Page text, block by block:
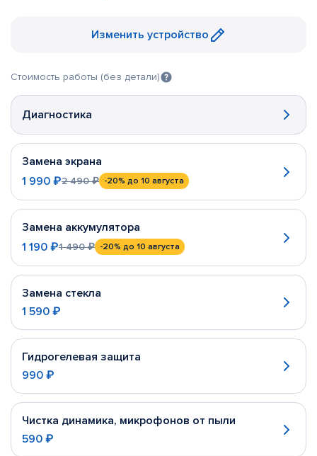
Изменить устройство
Стоимость работы (без детали)
Диагностика
Замена экрана
1 990 ₽2 490 ₽ -20% до 10 августа
Замена аккумулятора
1 190 ₽1 490 ₽ -20% до 10 августа
Замена стекла
1 590 ₽
Гидрогелевая защита
990 ₽
Чистка динамика, микрофонов от пыли
590 ₽